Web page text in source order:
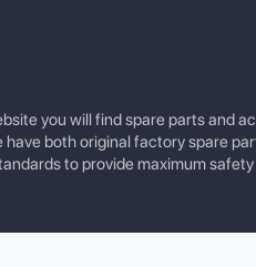
you will find spare parts and
both original factory spare
to provide maximum